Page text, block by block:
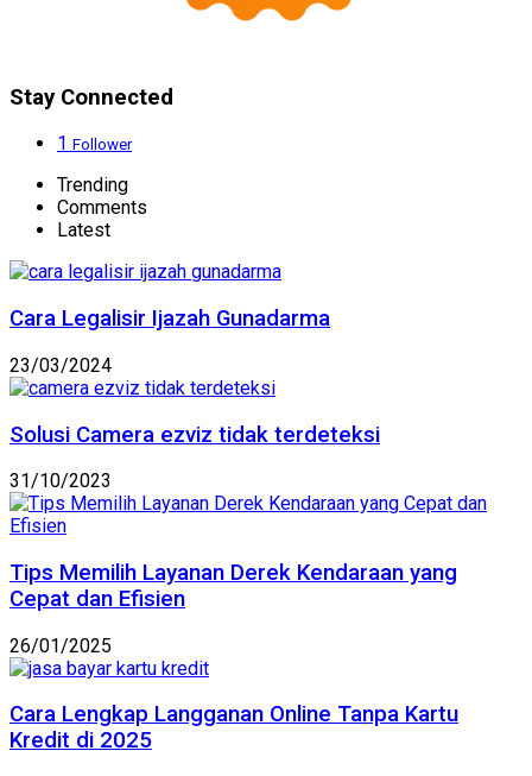
Stay Connected
1 Follower
Trending
Comments
Latest
Cara Legalisir Ijazah Gunadarma
23/03/2024
Solusi Camera ezviz tidak terdeteksi
31/10/2023
Tips Memilih Layanan Derek Kendaraan yang
Cepat dan Efisien
26/01/2025
Cara Lengkap Langganan Online Tanpa Kartu
Kredit di 2025